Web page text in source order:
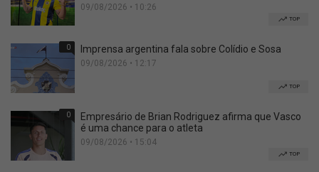
09/08/2026 • 10:26
TOP
0 Imprensa argentina fala sobre Colídio e Sosa
09/08/2026 • 12:17
TOP
0
Empresário de Brian Rodriguez afirma que Vasco
é uma chance para o atleta
09/08/2026 • 15:04
TOP